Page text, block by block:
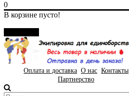
0
В корзине пусто!
Оплата и доставка О нас Контакты
Партнерство